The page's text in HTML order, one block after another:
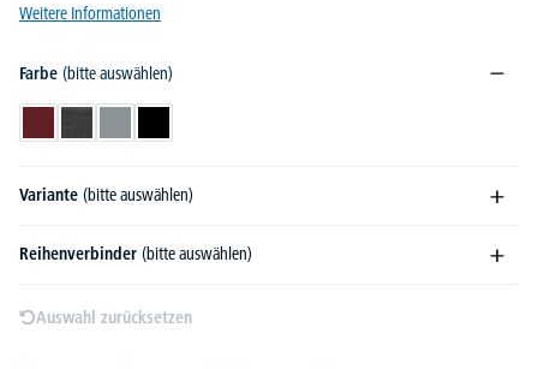
Weitere Informationen
Farbe (bitte auswählen)
Variante (bitte auswählen)
Reihenverbinder (bitte auswählen)
Auswahl zurücksetzen